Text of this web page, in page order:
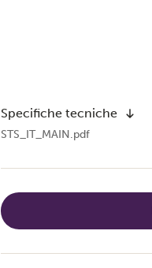
Specifiche tecniche
STS_IT_MAIN.pdf